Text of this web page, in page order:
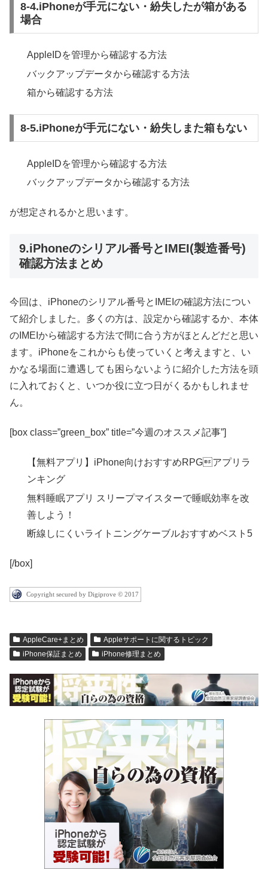
8-4.iPhoneが手元にない・紛失したが箱がある
場合
AppleIDを管理から確認する方法
バックアップデータから確認する方法
箱から確認する方法
8-5.iPhoneが手元にない・紛失しまた箱もない
AppleIDを管理から確認する方法
バックアップデータから確認する方法
が想定されるかと思います。
9.iPhoneのシリアル番号とIMEI(製造番号)
確認方法まとめ
今回は、iPhoneのシリアル番号とIMEIの確認方法につい
て紹介しました。多くの方は、設定から確認するか、本体
のIMEIから確認する方法で間に合う方がほとんどだと思い
ます。iPhoneをこれからも使っていくと考えますと、い
かなる場面に遭遇しても困らないように紹介した方法を頭
に入れておくと、いつか役に立つ日がくるかもしれませ
ん。
[box class=”green_box” title=”今週のオススメ記事”]
【無料アプリ】iPhone向けおすすめRPGアプリラ
ンキング
無料睡眠アプリ スリープマイスターで睡眠効率を改
善しよう！
断線しにくいライトニングケーブルおすすめベスト5
[/box]
Copyright secured by Digiprove © 2017
AppleCare+まとめ
Appleサポートに関するトピック
iPhone保証まとめ
iPhone修理まとめ